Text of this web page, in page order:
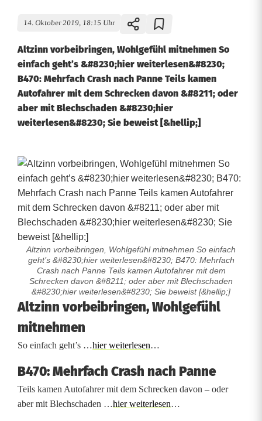
14. Oktober 2019, 18:15 Uhr
Altzinn vorbeibringen, Wohlgefühl mitnehmen So
einfach geht’s &#8230;hier weiterlesen&#8230;
B470: Mehrfach Crash nach Panne Teils kamen
Autofahrer mit dem Schrecken davon &#8211; oder
aber mit Blechschaden &#8230;hier
weiterlesen&#8230; Sie beweist [&hellip;]
Altzinn vorbeibringen, Wohlgefühl mitnehmen So einfach
geht’s &#8230;hier weiterlesen&#8230; B470: Mehrfach
Crash nach Panne Teils kamen Autofahrer mit dem
Schrecken davon &#8211; oder aber mit Blechschaden
&#8230;hier weiterlesen&#8230; Sie beweist [&hellip;]
M
e
h
r
f
Altzinn vorbeibringen, Wohlgefühl
mitnehmen
So einfach geht’s …hier weiterlesen…
B470: Mehrfach Crash nach Panne
Teils kamen Autofahrer mit dem Schrecken davon – oder
aber mit Blechschaden …hier weiterlesen…